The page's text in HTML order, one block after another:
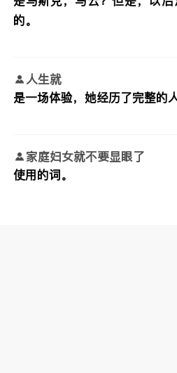
的。
人生就
是一场体验，她经历了完整的
家庭妇女就不要显眼了
使用的词。